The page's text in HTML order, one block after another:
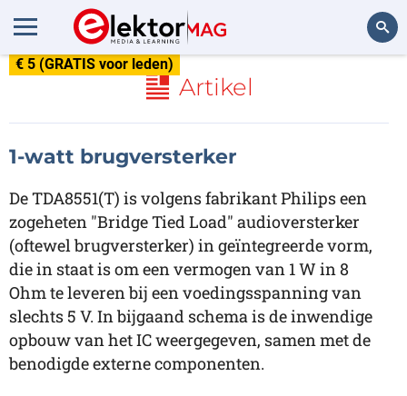
€ 5 (GRATIS voor leden)
Artikel
1-watt brugversterker
De TDA8551(T) is volgens fabrikant Philips een
zogeheten "Bridge Tied Load" audioversterker
(oftewel brugversterker) in geïntegreerde vorm,
die in staat is om een vermogen van 1 W in 8
Ohm te leveren bij een voedingsspanning van
slechts 5 V. In bijgaand schema is de inwendige
opbouw van het IC weergegeven, samen met de
benodigde externe componenten.